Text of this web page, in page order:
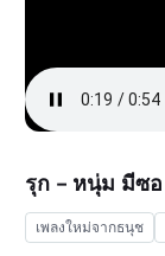
รุก - หนุ่ม มีซอ
เพลงใหม่จากธนุช